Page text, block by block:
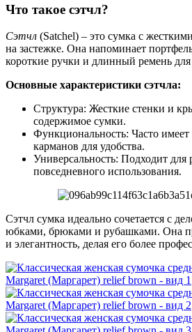
Что такое сэтчл?
Сэтчл (Satchel) – это сумка с
на застежке. Она напоминает
короткие ручки и длинный ремень
Основные характеристики сэтчла:
Структура: Жесткие стенки и
содержимое сумки.
Функциональность: Часто
карманов для удобства.
Универсальность: Подходит для
повседневного использования.
Сэтчл сумка идеально сочетается с
юбками, брюками и рубашками. Она
и элегантность, делая его более